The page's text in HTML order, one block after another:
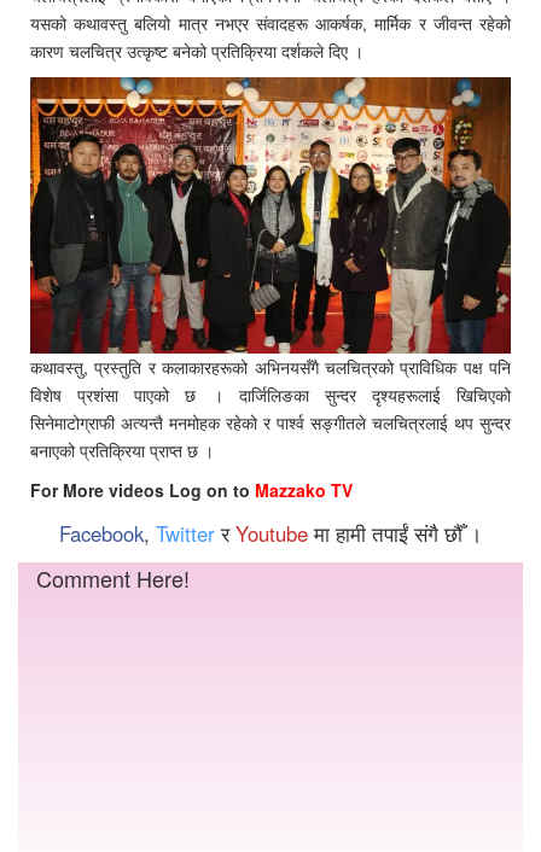
यसको कथावस्तु बलियो मात्र नभएर संवादहरू आकर्षक, मार्मिक र जीवन्त रहेको
कारण चलचित्र उत्कृष्ट बनेको प्रतिक्रिया दर्शकले दिए ।
कथावस्तु, प्रस्तुति र कलाकारहरूको अभिनयसँगै चलचित्रको प्राविधिक पक्ष पनि
विशेष प्रशंसा पाएको छ । दार्जिलिङका सुन्दर दृश्यहरूलाई खिचिएको
सिनेमाटोग्राफी अत्यन्तै मनमोहक रहेको र पार्श्व सङ्गीतले चलचित्रलाई थप सुन्दर
बनाएको प्रतिक्रिया प्राप्त छ ।
For More videos Log on to Mazzako TV
Facebook, TwitterरYoutubeमा हामी तपाईं संगै छौँ ।
Comment Here!